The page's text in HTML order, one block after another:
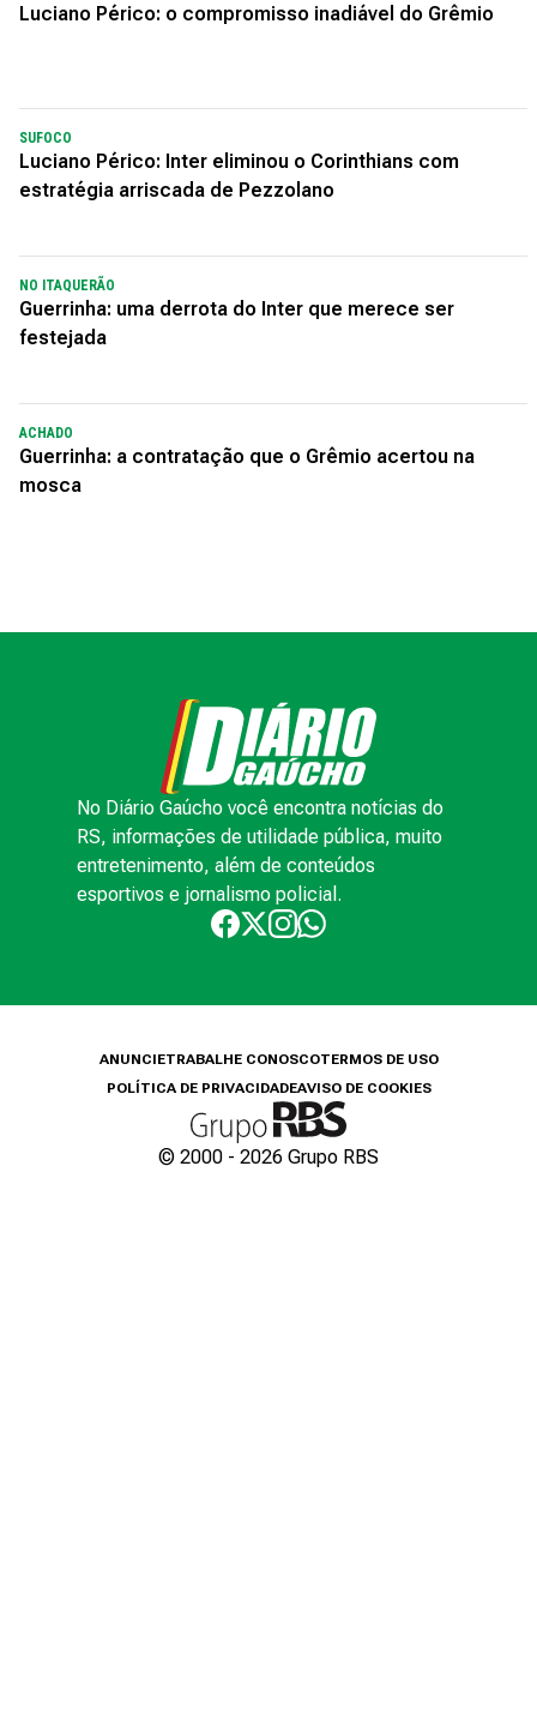
Luciano Périco: o compromisso inadiável do Grêmio
SUFOCO
Luciano Périco: Inter eliminou o Corinthians com
estratégia arriscada de Pezzolano
NO ITAQUERÃO
Guerrinha: uma derrota do Inter que merece ser
festejada
ACHADO
Guerrinha: a contratação que o Grêmio acertou na
mosca
No Diário Gaúcho você encontra notícias do
RS, informações de utilidade pública, muito
entretenimento, além de conteúdos
esportivos e jornalismo policial.
ANUNCIETRABALHE CONOSCOTERMOS DE USO
POLÍTICA DE PRIVACIDADEAVISO DE COOKIES
© 2000 - 2026 Grupo RBS